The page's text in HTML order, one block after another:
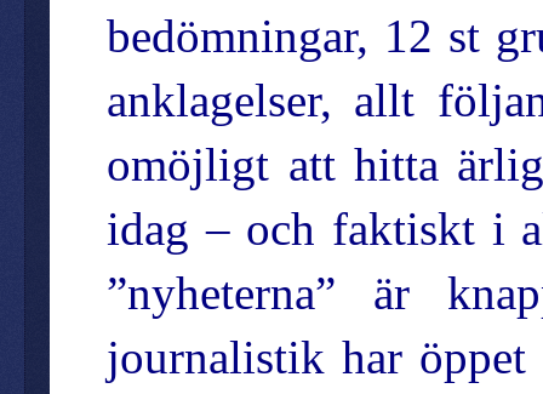
bedömningar, 12 st
anklagelser, allt
omöjligt att hitta
idag – och faktiskt i
”nyheterna” är
journalistik har